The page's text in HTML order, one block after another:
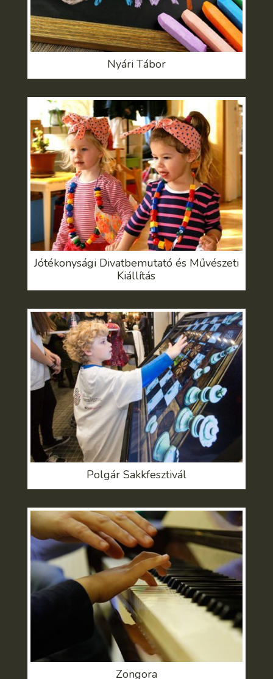
Nyári Tábor
Jótékonysági Divatbemutató és Művészeti
Kiállítás
Polgár Sakkfesztivál
Zongora